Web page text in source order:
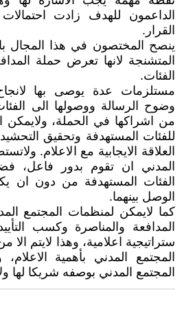
الداعمون للهدف زادت
القرار.
ينصح المختصون في هذا المجال
المتشنجة لانها تعرض حملة
الفئات.
مستلزمات عدة يوصى بها
وضوح الرسالة ووصولها الى
من اشراكها في الحملة،
للفئات المستهدفة وتحقيق
العلاقة الايجابية مع الاعلام.
المدني ان تقوم بدور فاعل،
الفئات المستهدفة من دون ان
الوصل بينهما.
كما لايمكن لمنظمات المجتمع
المدافعة والمناصرة وكسب
ستراتيجية اعلامية، وهذا لايتم
المجتمع المدني بأهمية الاعلام،
المجتمع المدني بوصفه شريكا لها